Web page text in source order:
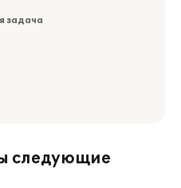
задача
следующие